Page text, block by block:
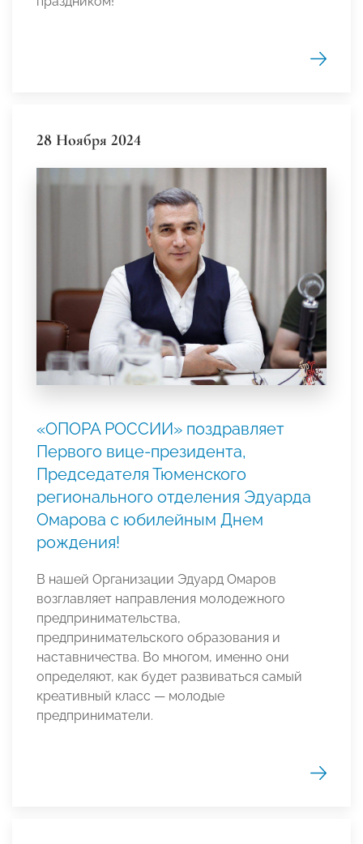
28 Ноября 2024
«ОПОРА РОССИИ» поздравляет
Первого вице-президента,
Председателя Тюменского
регионального отделения Эдуарда
Омарова с юбилейным Днем
рождения!
В нашей Организации Эдуард Омаров
возглавляет направления молодежного
предпринимательства,
предпринимательского образования и
наставничества. Во многом, именно они
определяют, как будет развиваться самый
креативный класс — молодые
предприниматели.